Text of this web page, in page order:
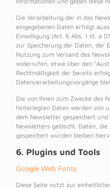
Die Verarbeitung der in das
eingegebenen Daten erfolgt
Einwilligung (Art. 6 Abs. 1 lit. a
zur Speicherung der Daten, der
Nutzung zum Versand des
widerrufen, etwa über den
Rechtmäßigkeit der bereits
Datenverarbeitungsvorgänge
Die von Ihnen zum Zwecke des
hinterlegten Daten werden von
dem Newsletter gespeichert und
Newsletters gelöscht. Daten,
gespeichert wurden bleiben
6. Plugins und Tools
Google Web Fonts
Diese Seite nutzt zur